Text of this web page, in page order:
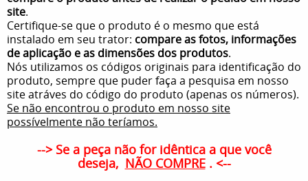
site.
Certifique-se que o produto é o mesmo que está
instalado em seu trator: compare as fotos, informações
de aplicação e as dimensões dos produtos.
Nós utilizamos os códigos originais para identificação do
produto, sempre que puder faça a pesquisa em nosso
site atráves do código do produto (apenas os números).
Se não encontrou o produto em nosso site
possívelmente não teríamos.
--> Se a peça não for idêntica a que você
deseja, NÃO COMPRE. <--